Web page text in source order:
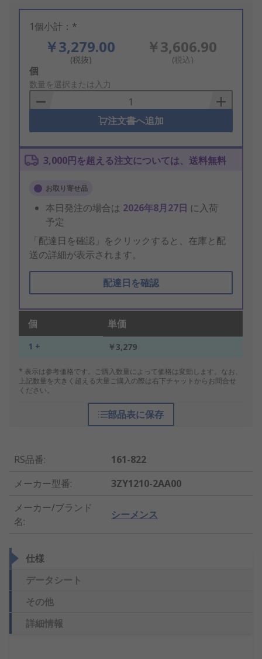
1個小計：*
￥3,279.00
(税抜)
￥3,606.90
(税込)
Add
to
Basket
個
数量を選択または入力
注文書へ追加
3,000円を超える注文については、送料無料
お取り寄せ品
本日発注の場合は 2026年8月27日 に入荷
予定
「配達日を確認」をクリックすると、在庫と配
送の詳細が表示されます。
配達日を確認
個 単価
1 + ￥3,279
* 表示は参考価格です。ご購入数量によって価格は変動します。なお、
上記数量を大きく超える大量ご購入の際は右下チャットからお問合せ
ください。
部品表に保存
RS品番:
161-822
メーカー型番:
3ZY1210-2AA00
メーカー/ブランド
名:
シーメンス
仕様
データシート
その他
詳細情報